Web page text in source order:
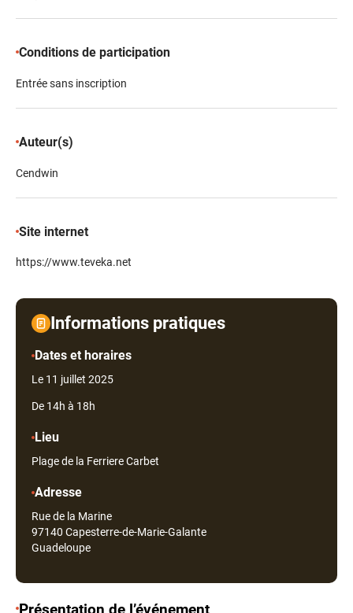
Conditions de participation
Entrée sans inscription
Auteur(s)
Cendwin
Site internet
https://www.teveka.net
Informations pratiques
Dates et horaires
Le 11 juillet 2025
De 14h à 18h
Lieu
Plage de la Ferriere Carbet
Adresse
Rue de la Marine
97140 Capesterre-de-Marie-Galante
Guadeloupe
Présentation de l’événement